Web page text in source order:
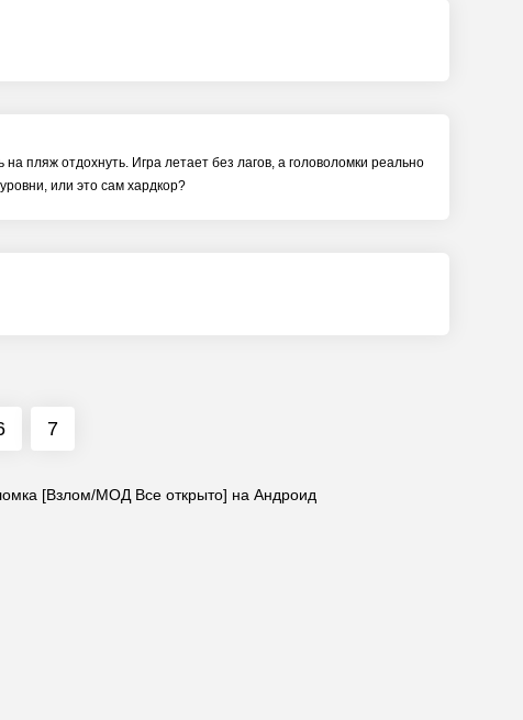
пляж отдохнуть. Игра летает без лагов, а головоломки реально
или это сам хардкор?
7
[Взлом/МОД Все открыто] на Андроид